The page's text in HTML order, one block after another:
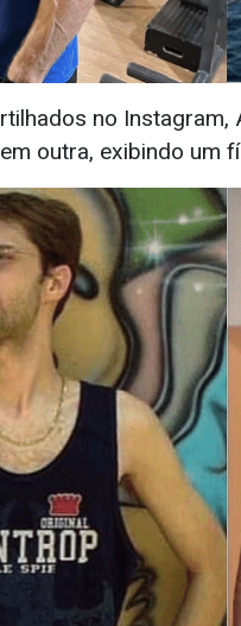
no Instagram,
outra, exibindo um